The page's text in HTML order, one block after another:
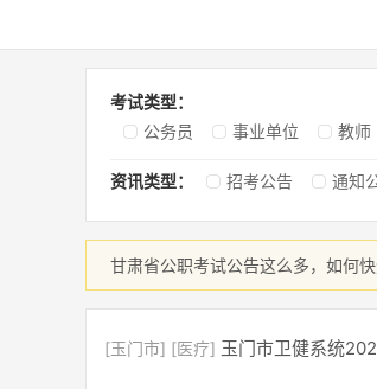
考试类型：
公务员
事业单位 教师
资讯类型： 招考公告 通知
甘肃省公职考试公告这么多，如何
[玉门市] [医疗] 玉门市卫健系统